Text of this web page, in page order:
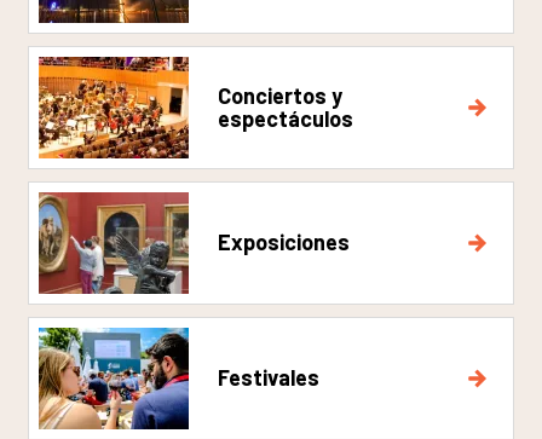
Conciertos y
espectáculos
Exposiciones
Festivales